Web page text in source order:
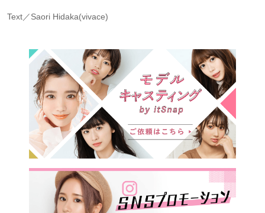
Text／Saori Hidaka(vivace)